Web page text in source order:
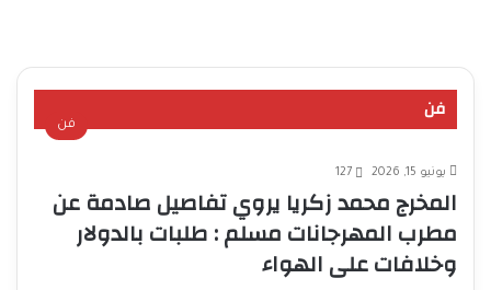
فن
فن
يونيو 15, 2026 127
المخرج محمد زكريا يروي تفاصيل صادمة عن
مطرب المهرجانات مسلم : طلبات بالدولار
وخلافات على الهواء